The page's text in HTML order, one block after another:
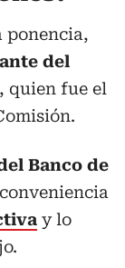
ponencia,
del
, quien fue el
Banco de
y lo